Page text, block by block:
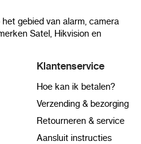
gebied van alarm, camera
Satel, Hikvision en
Klantenservice
Hoe kan ik betalen?
Verzending & bezorging
Retourneren & service
Aansluit instructies